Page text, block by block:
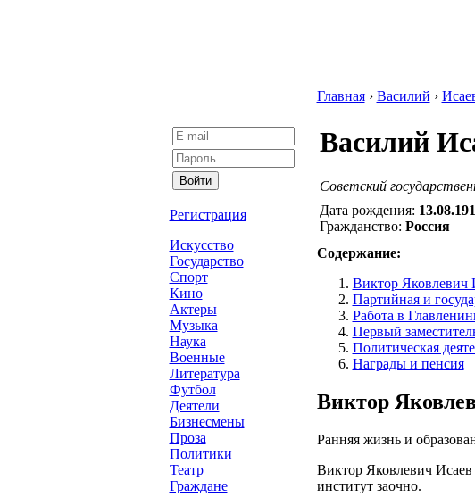
Регистрация
Искусство
Государство
Спорт
Кино
Актеры
Музыка
Наука
Военные
Литература
Футбол
Деятели
Бизнесмены
Проза
Политики
Театр
Граждане
Главная› Василий ›
Василий
Советский
Дата рождения:
Гражданство: Россия
Содержание:
Виктор Яковлевич
Партийная и
Работа в
Первый
Политическая
Награды и пенсия
Виктор
Ранняя жизнь и
Виктор Яковлевич
институт заочно.